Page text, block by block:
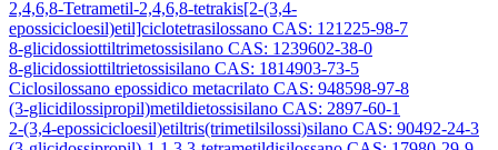
2,4,6,8-Tetrametil-2,4,6,8-tetrakis[2-(3,4-
epossicicloesil)etil]ciclotetrasilossano CAS: 121225-98-7
8-glicidossiottiltrimetossisilano CAS: 1239602-38-0
8-glicidossiottiltrietossisilano CAS: 1814903-73-5
Ciclosilossano epossidico metacrilato CAS: 948598-97-8
(3-glicidilossipropil)metildietossisilano CAS: 2897-60-1
2-(3,4-epossicicloesil)etiltris(trimetilsilossi)silano CAS: 90492-24-3